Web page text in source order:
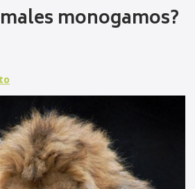
monogamos?